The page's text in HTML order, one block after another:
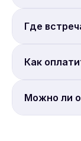
Цена от 17
Где
Место
Как
Онлайн-
Можно ли